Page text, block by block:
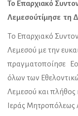
Το Επαρχιακό
Λεμεσούτίμησε τη
Το Επαρχιακό
Λεμεσού με την
πραγματοποίησε
όλων των
Λεμεσού και
Ιεράς Μητροπόλεως